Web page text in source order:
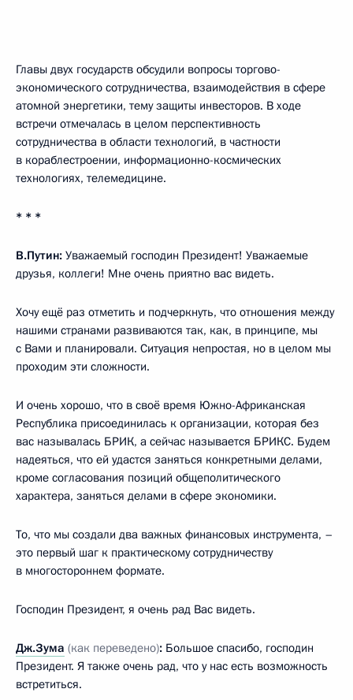
Главы двух государств обсудили вопросы торгово-
экономического сотрудничества, взаимодействия в сфере
атомной энергетики, тему защиты инвесторов. В ходе
встречи отмечалась в целом перспективность
сотрудничества в области технологий, в частности
в кораблестроении, информационно-космических
технологиях, телемедицине.
* * *
В.Путин: Уважаемый господин Президент! Уважаемые
друзья, коллеги! Мне очень приятно вас видеть.
Хочу ещё раз отметить и подчеркнуть, что отношения между
нашими странами развиваются так, как, в принципе, мы
с Вами и планировали. Ситуация непростая, но в целом мы
проходим эти сложности.
И очень хорошо, что в своё время Южно-Африканская
Республика присоединилась к организации, которая без
вас называлась БРИК, а сейчас называется БРИКС. Будем
надеяться, что ей удастся заняться конкретными делами,
кроме согласования позиций общеполитического
характера, заняться делами в сфере экономики.
То, что мы создали два важных финансовых инструмента, –
это первый шаг к практическому сотрудничеству
в многостороннем формате.
Господин Президент, я очень рад Вас видеть.
Дж.Зума (как переведено): Большое спасибо, господин
Президент. Я также очень рад, что у нас есть возможность
встретиться.